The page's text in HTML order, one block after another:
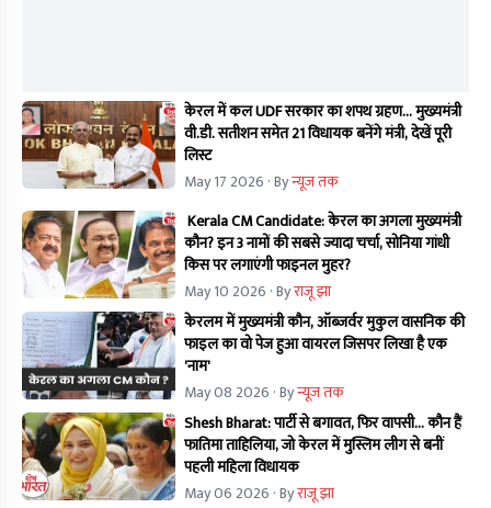
केरल में कल UDF सरकार का शपथ ग्रहण… मुख्यमंत्री
वी.डी. सतीशन समेत 21 विधायक बनेंगे मंत्री, देखें पूरी
लिस्ट
May 17 2026 · Byन्यूज तक
Kerala CM Candidate: केरल का अगला मुख्यमंत्री
कौन? इन 3 नामों की सबसे ज्यादा चर्चा, सोनिया गांधी
किस पर लगाएंगी फाइनल मुहर?
May 10 2026 · Byराजू झा
केरलम में मुख्यमंत्री कौन, ऑब्जर्वर मुकुल वासनिक की
फाइल का वो पेज हुआ वायरल जिसपर लिखा है एक
'नाम'
May 08 2026 · Byन्यूज तक
Shesh Bharat: पार्टी से बगावत, फिर वापसी... कौन हैं
फातिमा ताहिलिया, जो केरल में मुस्लिम लीग से बनीं
पहली महिला विधायक
May 06 2026 · Byराजू झा